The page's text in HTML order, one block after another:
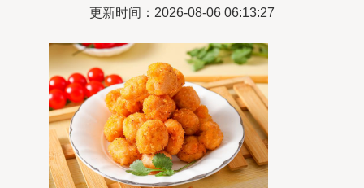
早点改掉！尤其是鸡肉类！
更新时间：2026-08-06 06:13:27